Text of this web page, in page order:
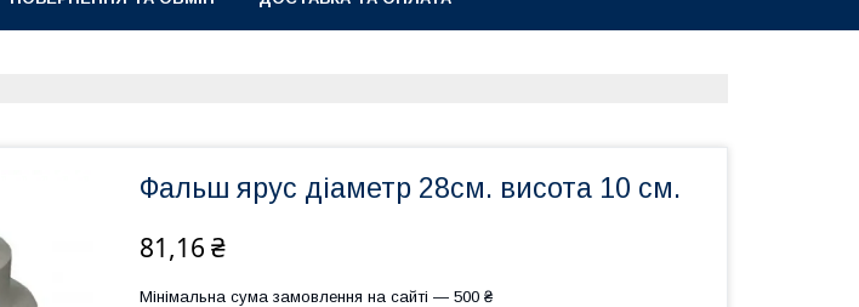
Фальш ярус діаметр 28см. висота 10 см.
81,16 ₴
Мінімальна сума замовлення на сайті — 500 ₴